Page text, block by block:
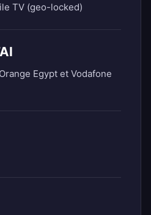
TV (geo-locked)
Egypt et Vodafone